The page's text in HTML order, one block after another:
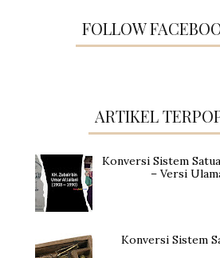
FOLLOW
ARTIKEL
Konversi Sistem
– Versi
Konversi Sistem